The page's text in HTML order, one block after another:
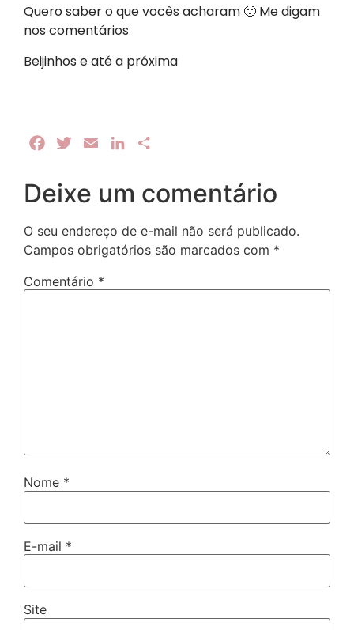
Quero saber o que vocês acharam 🙂 Me digam
nos comentários
Beijinhos e até a próxima
FacebookTwitterEmail LinkedIn
Deixe um comentário
O seu endereço de e-mail não será publicado.
Campos obrigatórios são marcados com *
Comentário *
Nome *
E-mail *
Site